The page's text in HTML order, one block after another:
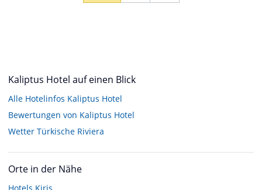
Kaliptus Hotel auf einen Blick
Alle Hotelinfos Kaliptus Hotel
Bewertungen von Kaliptus Hotel
Wetter Türkische Riviera
Orte in der Nähe
Hotels Kiris